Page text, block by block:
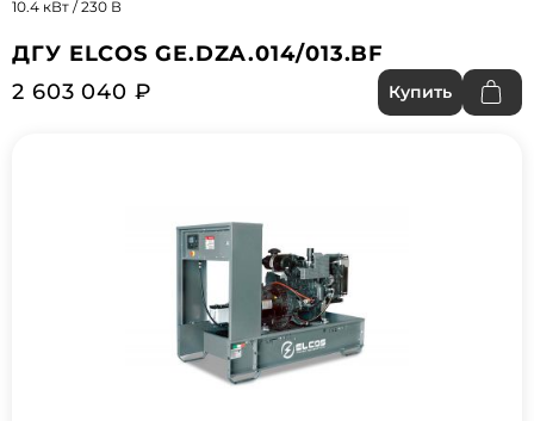
10.4 кВт / 230 В
ДГУ ELCOS GE.DZA.014/013.BF
2 603 040 ₽
Купить